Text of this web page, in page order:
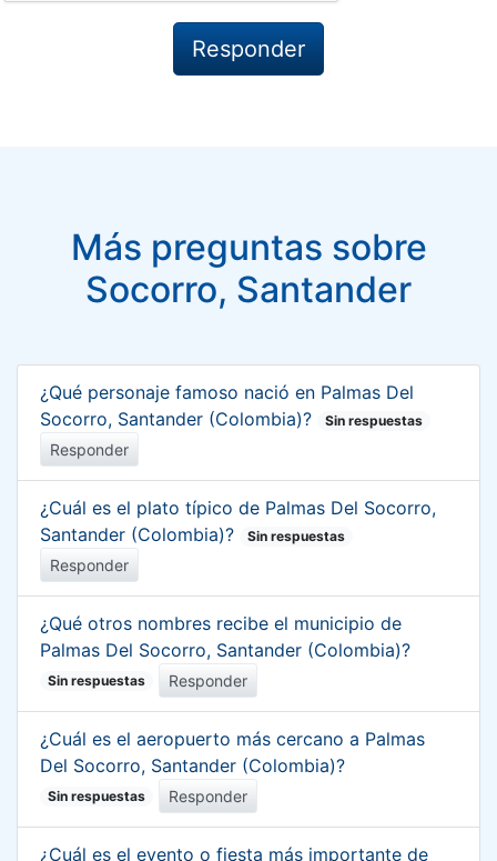
Más preguntas sobre
Socorro, Santander
¿Qué personaje famoso nació en Palmas Del
Socorro, Santander (Colombia)?
Sin respuestas
Responder
¿Cuál es el plato típico de Palmas Del Socorro,
Santander (Colombia)?
Sin respuestas
Responder
¿Qué otros nombres recibe el municipio de
Palmas Del Socorro, Santander (Colombia)?
Sin respuestas Responder
¿Cuál es el aeropuerto más cercano a Palmas
Del Socorro, Santander (Colombia)?
Sin respuestas Responder
¿Cuál es el evento o fiesta más importante de